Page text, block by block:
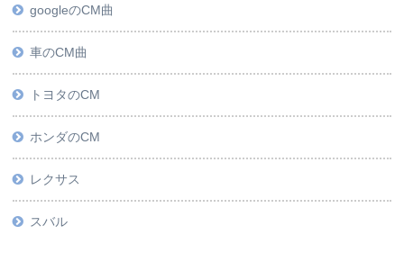
googleのCM曲
車のCM曲
トヨタのCM
ホンダのCM
レクサス
スバル